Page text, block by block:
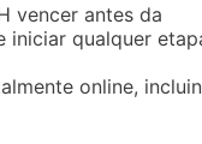
vencer antes da
iniciar qualquer
online,